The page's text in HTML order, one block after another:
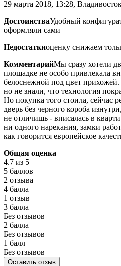
29 марта 2018, 13:28, Владивосток
ДостоинстваУдобный
оформляли сами
Недостаткиоценку снижаем
КомментарийМы сразу хотели
площадке не особо привлекала
белоснежной под цвет
но не знали, что технология
Но покупка того стоила, сейчас
дверь без черного короба
не отличишь - вписалась в
ни одного нарекания, замки
как говорится европейское
Общая оценка
4.7 из 5
5 баллов
2 отзыва
4 балла
1 отзыв
3 балла
Без отзывов
2 балла
Без отзывов
1 балл
Без отзывов
Оставить отзыв